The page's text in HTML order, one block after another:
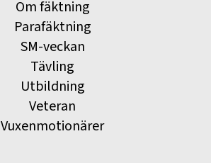
Om fäktning
Parafäktning
SM-veckan
Tävling
Utbildning
Veteran
Vuxenmotionärer